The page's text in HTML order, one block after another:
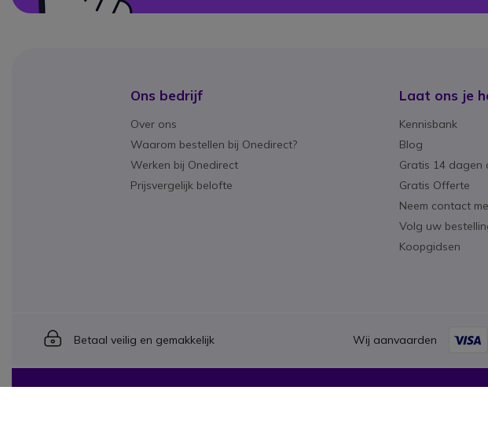
Ons bedrijf
Over ons
Waarom bestellen bij Onedirect?
Werken bij Onedirect
Prijsvergelijk belofte
Laat ons je
Kennisbank
Blog
Gratis 14 dagen
Gratis Offerte
Neem contact
Volg uw
Koopgidsen
Icon
Betaal veilig en gemakkelijk Wij aanvaarden